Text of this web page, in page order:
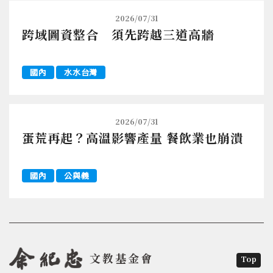
2026/07/31
跨域圖資整合 須先跨越三道高牆
國內 水水台灣
2026/07/31
蛋荒再起？高溫影響產量 餐飲業也崩潰
國內 公與義
文教基金會 Top